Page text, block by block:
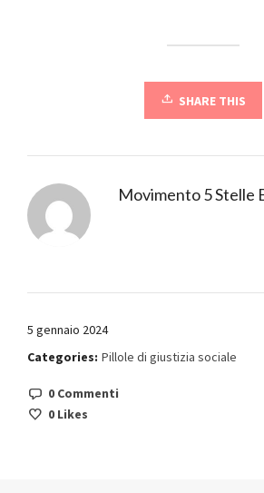
SHARE THIS
Movimento 5 Stelle
5 gennaio 2024
Categories: Pillole di giustizia sociale
0 Commenti
0 Likes